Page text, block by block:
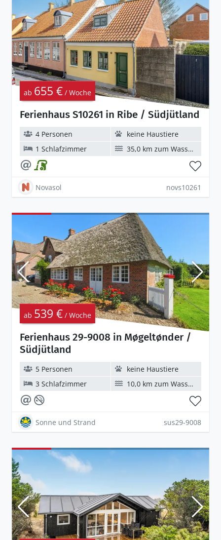
Ferienhaus S10261 in Ribe / Südjütland
ab 655 € / Woche
4 Personen
keine Haustiere
1 Schlafzimmer
35,0 km zum Wasser
Novasol novs10261
Ferienhaus 29-9008 in Møgeltønder /
Südjütland
ab 539 € / Woche
5 Personen
keine Haustiere
3 Schlafzimmer
10,0 km zum Wasser
Sonne und Strand sus29-9008